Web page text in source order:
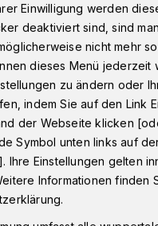
12:26 Uhr Eine Minute
Einwilligung werden
deaktiviert sind, sind
nicht mehr
dieses Menü jederzeit
zu ändern oder
indem Sie auf den Link
der Webseite klicken
Symbol unten links auf
Ihre Einstellungen gelten
Informationen finden